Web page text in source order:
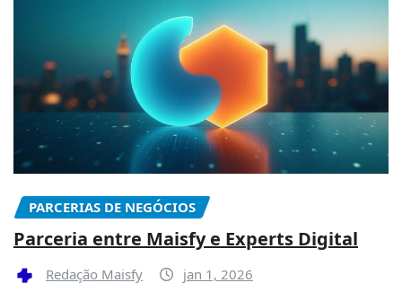
PARCERIAS DE NEGÓCIOS
Parceria entre Maisfy e Experts Digital
Redação Maisfy jan 1, 2026